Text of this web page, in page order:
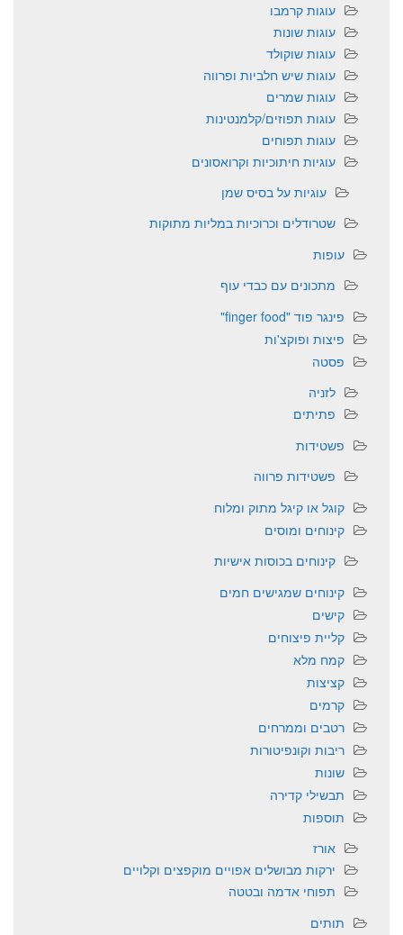
עוגות קרמבו
עוגות שונות
עוגות שוקולד
עוגות שיש חלביות ופרווה
עוגות שמרים
עוגות תפוזים/קלמנטינות
עוגות תפוחים
עוגיות חיתוכיות וקרואסונים
עוגיות על בסיס שמן
שטרודלים וכרוכיות במליות מתוקות
עופות
מתכונים עם כבדי עוף
פינגר פוד "finger food"
פיצות ופוקצ'ות
פסטה
לזניה
פתיתים
פשטידות
פשטידות פרווה
קוגל או קיגל מתוק ומלוח
קינוחים ומוסים
קינוחים בכוסות אישיות
קינוחים שמגישים חמים
קישים
קליית פיצוחים
קמח מלא
קציצות
קרמים
רטבים וממרחים
ריבות וקונפיטורות
שונות
תבשילי קדירה
תוספות
אורז
ירקות מבושלים אפויים מוקפצים וקלויים
תפוחי אדמה ובטטה
תותים